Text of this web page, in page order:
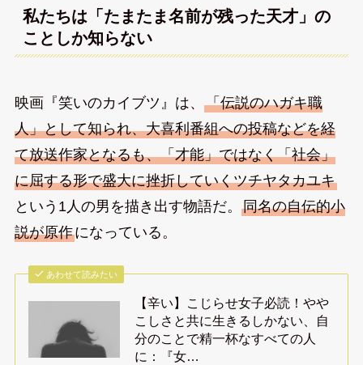
私たちは「たまたま名前が残った天才」の
ことしか知らない
映画『笑いのカイブツ』は、 「伝説のハガキ職
人」として知られ、大喜利番組への投稿などを経
て放送作家となるも、「才能」ではなく「社会」
に屈する形で盛大に挫折していくツチヤタカユキ
という1人の男を描き出す物語だ。 同名の自伝的小
説が原作になっている。
あわせて読みたい
【辛い】こじらせ女子必読！やや
こしさと共に生きるしかない、自
分のことで精一杯なすべての人
に：『女…